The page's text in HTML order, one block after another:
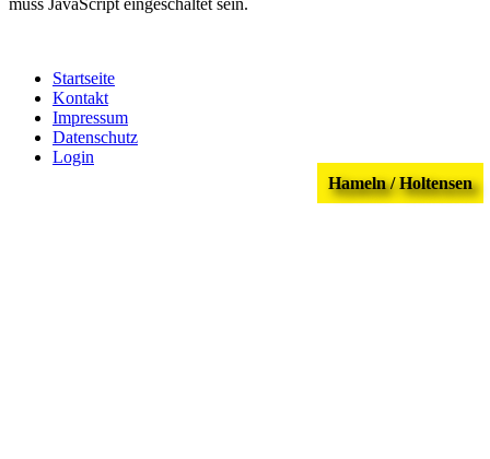
Hameln / Holtensen
muss JavaScript eingeschaltet sein.
Startseite
Kontakt
Impressum
Datenschutz
Login